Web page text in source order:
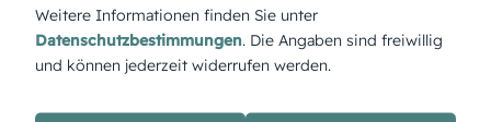
Weitere Informationen finden Sie unter
Datenschutzbestimmungen. Die Angaben sind freiwillig
und können jederzeit widerrufen werden.